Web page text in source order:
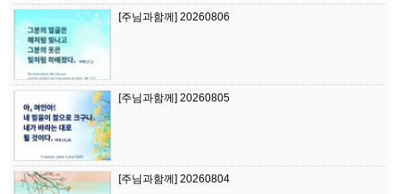
[주님과함께] 20260806
[주님과함께] 20260805
[주님과함께] 20260804